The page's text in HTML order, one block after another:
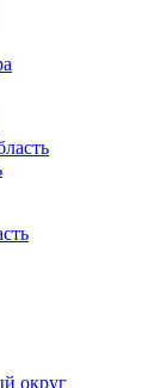
округ